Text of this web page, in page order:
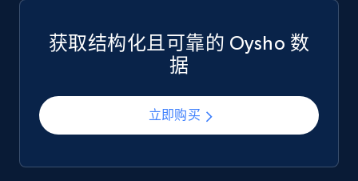
Review rating, Review, Found helpful, App url, and
more.
eCommerce
获取结构化且可靠的 Oysho 数
据
立即购买